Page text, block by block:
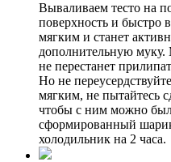
Вываливаем тесто на
поверхность и быстро
мягким и станет
дополнительную муку.
не перестанет
Но не
мягким, не пытайтесь
чтобы с ним можно
сформированный
холодильник на 2 часа.